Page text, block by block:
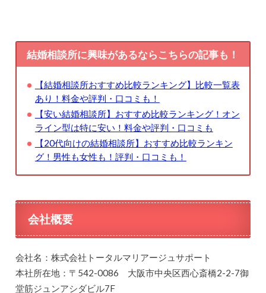
結婚相談所に興味があるならこちらの記事も！
【結婚相談所おすすめ比較ランキング】比較一覧表
あり！料金や評判・口コミも！
【安い結婚相談所】おすすめ比較ランキング！オン
ライン型は特に安い！料金や評判・口コミも
【20代向けの結婚相談所】おすすめ比較ランキン
グ！男性も女性も！評判・口コミも！
会社概要
会社名：株式会社トータルマリアージュサポート
本社所在地：〒542-0086 大阪市中央区西心斎橋2-2-7御
堂筋ジュンアシダビル7F